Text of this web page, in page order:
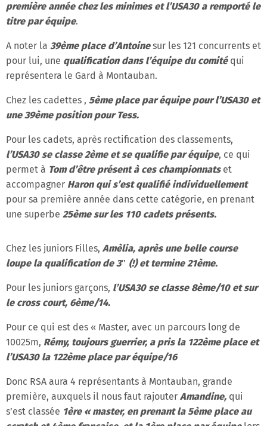
première année chez les minimes et l’USA30 a remporté le
titre par équipe.
A noter la 39ème place d’Antoinesur les 121 concurrents et
pour lui, une qualification dans l’équipe du comitéqui
représentera le Gard à Montauban.
Chez les cadettes , 5ème place par équipe pour l’USA30 et
une 39ème position pour Tess.
Pour les cadets, après rectification des classements,
l’USA30 se classe 2ème et se qualifie par équipe, ce qui
permet à Tom d’être présent à ces championnats et
accompagner Haron qui s’est qualifié individuellement
pour sa première année dans cette catégorie, en prenant
une superbe 25ème sur les 110 cadets présents.
Chez les juniors Filles, Amèlia, après une belle course
loupe la qualification de 3″ (!) et termine 21ème.
Pour les juniors garçons, l’USA30 se classe 8ème/10 et sur
le cross court, 6ème/14.
Pour ce qui est des « Master, avec un parcours long de
10025m, Rémy, toujours guerrier, a pris la 122ème place et
l’USA30 la 122ème place par équipe/16
Donc RSA aura 4 représentants à Montauban, grande
première, auxquels il nous faut rajouter Amandine, qui
s’est classée 1ère « master, en prenant la 5ème place au